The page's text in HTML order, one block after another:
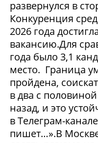
развернулся в
Конкуренция
2026 года
вакансию.Для
года было 3,1
место. Граница
пройдена,
в два с
назад, и это
в Телеграм-
пишет…».В